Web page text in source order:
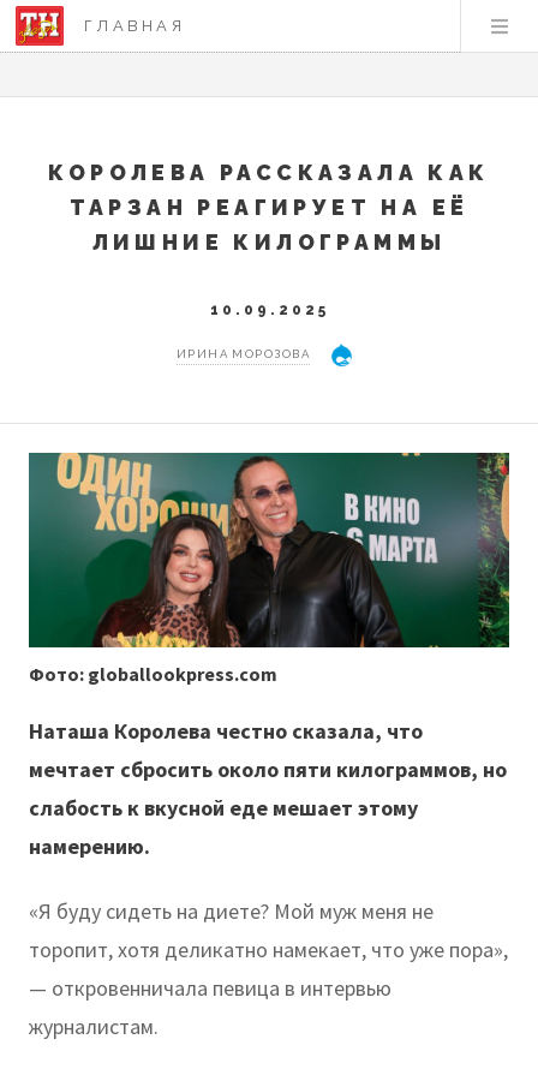
ГЛАВНАЯ
КОРОЛЕВА РАССКАЗАЛА КАК
ТАРЗАН РЕАГИРУЕТ НА ЕЁ
ЛИШНИЕ КИЛОГРАММЫ
10.09.2025
ИРИНА МОРОЗОВА
Фото: globallookpress.com
Наташа Королева честно сказала, что
мечтает сбросить около пяти килограммов, но
слабость к вкусной еде мешает этому
намерению.
«Я буду сидеть на диете? Мой муж меня не
торопит, хотя деликатно намекает, что уже пора»,
— откровенничала певица в интервью
журналистам.